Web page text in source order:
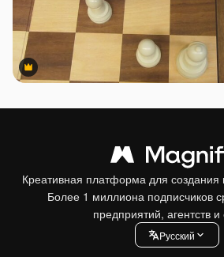
Premium
Premium
Креативная платформа для
Более 1 миллиона подписчиков
предприятий, агентств и
Pусский